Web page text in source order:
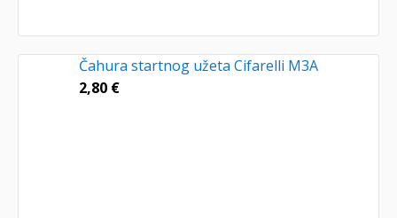
Čahura startnog užeta Cifarelli M3A
2,80 €